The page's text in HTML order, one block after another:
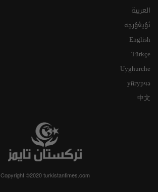
العربية
ئۇيغۇرچە
English
Türkçe
Uyghurche
уйғурчә
中文
Copyright ©2020 turkistantimes.com